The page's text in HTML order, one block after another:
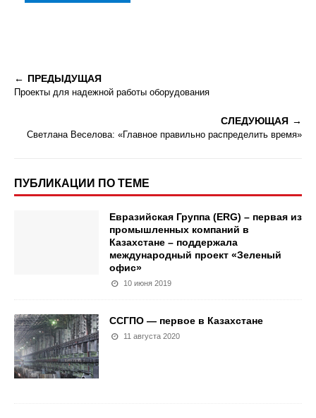
ПРЕДЫДУЩАЯ
Проекты для надежной работы оборудования
СЛЕДУЮЩАЯ
Светлана Веселова: «Главное правильно распределить время»
ПУБЛИКАЦИИ ПО ТЕМЕ
Евразийская Группа (ERG) – первая из
промышленных компаний в
Казахстане – поддержала
международный проект «Зеленый
офис»
10 июня 2019
ССГПО — первое в Казахстане
11 августа 2020